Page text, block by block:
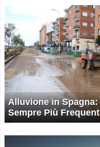
Alluvione in Spagna:
Sempre Più